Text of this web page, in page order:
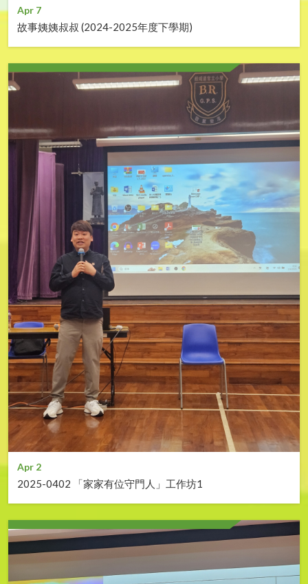
Apr 7
故事姨姨叔叔 (2024-2025年度下學期)
Apr 2
2025-0402 「家家有位守門人」工作坊1